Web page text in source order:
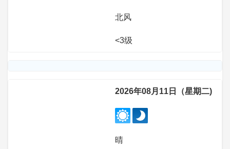
北风
<3级
2026年08月11日（星期二)
晴